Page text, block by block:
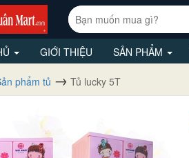
GIỚI THIỆU SẢN PHẨM
phẩm tủ Tủ lucky 5T